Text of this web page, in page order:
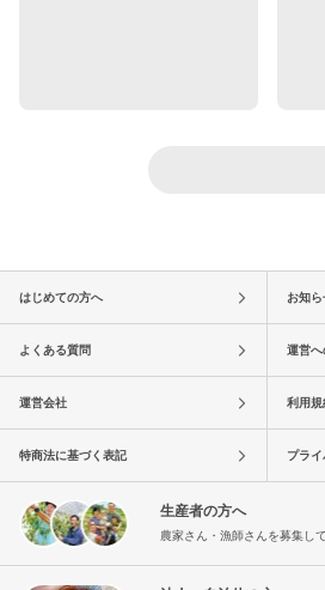
はじめての方へ お知ら
よくある質問 運営へ
運営会社 利用規
特商法に基づく表記 プラ
生産者の方へ
農家さん・漁師さんを募集し